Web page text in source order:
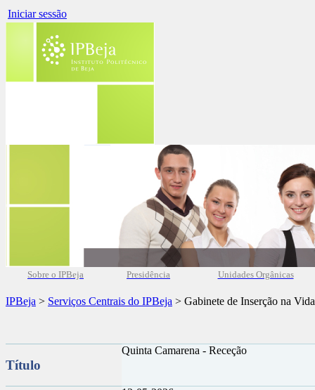
Iniciar sessão
Sobre o IPBeja Presidência Unidades Orgânicas
IPBeja > Serviços Centrais do IPBeja > Gabinete de Inserção na
Título
Quinta Camarena - Receção